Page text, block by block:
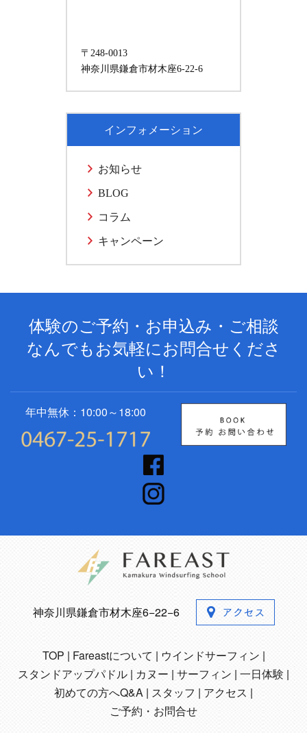
〒248-0013
神奈川県鎌倉市材木座6-22-6
インフォメーション
お知らせ
BLOG
コラム
キャンペーン
体験のご予約・お申込み・ご相談
なんでもお気軽にお問合せくださ
い！
年中無休：10:00～18:00
神奈川県鎌倉市材木座6−22−6
TOP Fareastについて
ウインドサーフィン
スタンドアップパドル
カヌー サーフィン 一日体験
初めての方へQ&A
スタッフ
アクセス
ご予約・お問合せ